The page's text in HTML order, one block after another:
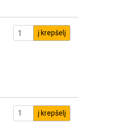
į krepšelį
į krepšelį